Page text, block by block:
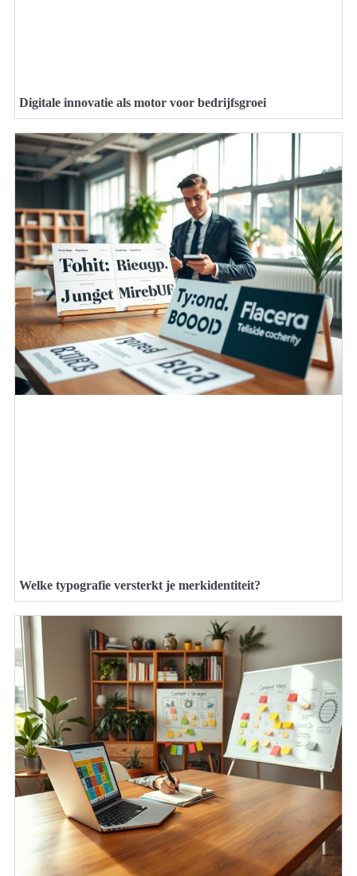
Digitale innovatie als motor voor bedrijfsgroei
Welke typografie versterkt je merkidentiteit?